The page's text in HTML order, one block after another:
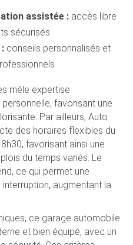
assistée :accès libre
sécurisés
conseils personnalisés et
mêle expertise
favorisant une
Par ailleurs, Auto
des horaires flexibles du
favorisant ainsi une
du temps variés. Le
ce qui permet une
augmentant la
ce garage automobile
et bien équipé, avec un